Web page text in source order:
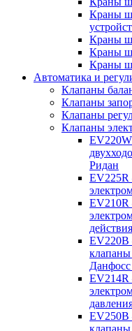
Краны
Краны
Краны
Краны
Автоматика и
Клапаны
Клапаны
Клапаны
Клапаны
Ридан
EV225R
EV210R
EV220B
EV214R
EV250B